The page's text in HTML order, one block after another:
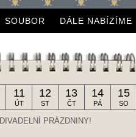
SOUBOR DÁLE NABÍZÍME
11
ÚT
12
ST
13
ČT
14
PÁ
15
SO
DIVADELNÍ PRÁZDNINY!